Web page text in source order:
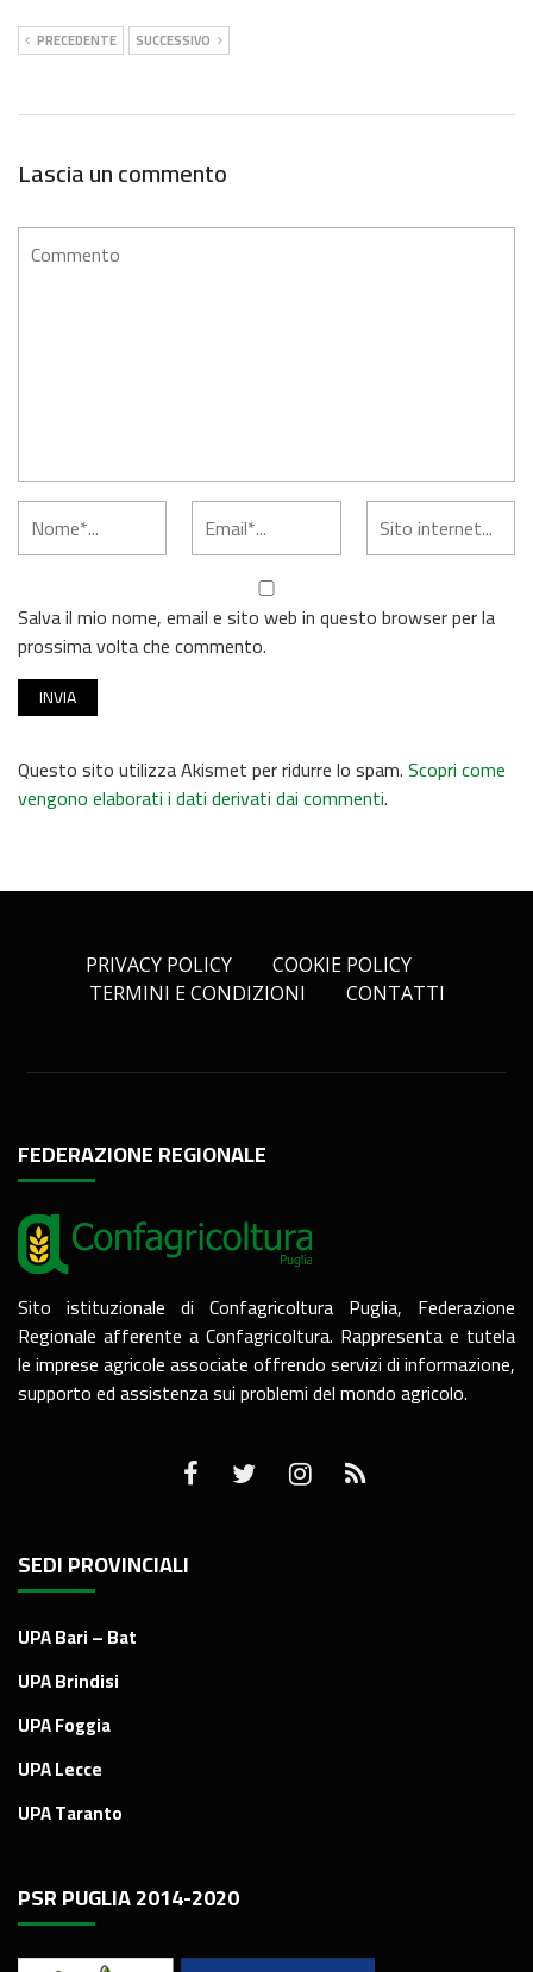
PRECEDENTE SUCCESSIVO
Lascia un commento
Salva il mio nome, email e sito web in questo browser per la
prossima volta che commento.
Questo sito utilizza Akismet per ridurre lo spam.Scopri come
vengono elaborati i dati derivati dai commenti.
PRIVACY POLICY
COOKIE POLICY
TERMINI E CONDIZIONI
CONTATTI
FEDERAZIONE REGIONALE
Sito istituzionale di Confagricoltura Puglia, Federazione
Regionale afferente a Confagricoltura. Rappresenta e tutela
le imprese agricole associate offrendo servizi di informazione,
supporto ed assistenza sui problemi del mondo agricolo.
SEDI PROVINCIALI
UPA Bari – Bat
UPA Brindisi
UPA Foggia
UPA Lecce
UPA Taranto
PSR PUGLIA 2014-2020